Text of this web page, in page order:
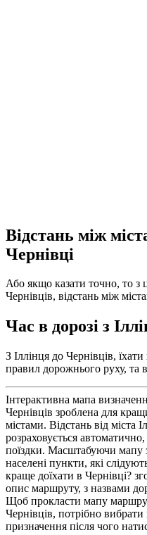
Відстань між
Чернівці
Або якщо казати точно, то з
Чернівців, відстань між
Час в дорозі з
З Іллінця до Чернівців,
правил дорожнього руху, та
Інтерактивна мапа
Чернівців зроблена для
містами. Відстань від міста
розраховується
поїздки. Масштабуючи
населені пункти, які
краще доїхати в Чернівці?
опис маршруту, з назвами
Щоб прокласти мапу
Чернівців, потрібно вибрати
призначення після чого